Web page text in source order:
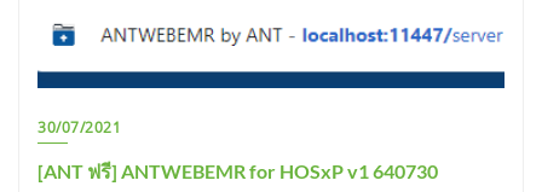
30/07/2021
[ANT ฟรี] ANTWEBEMR for HOSxP v1 640730